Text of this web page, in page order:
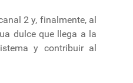
2 y, finalmente, al
dulce que llega a la
y contribuir al